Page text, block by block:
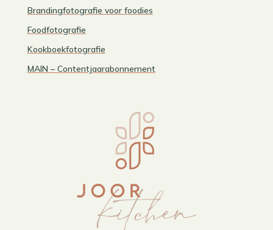
Brandingfotografie voor foodies
Foodfotografie
Kookboekfotografie
MAIN – Contentjaarabonnement